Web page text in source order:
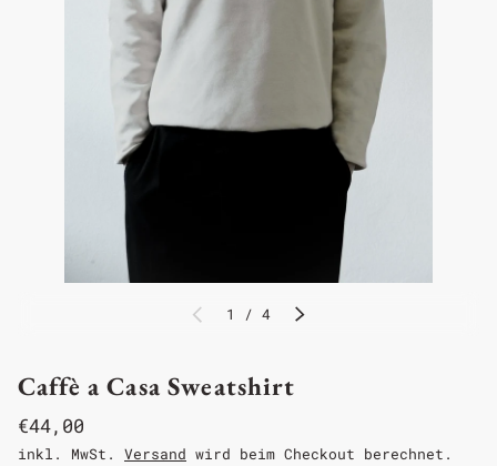
1 / 4
Caffè a Casa Sweatshirt
€44,00
inkl. MwSt. Versand wird beim Checkout berechnet.